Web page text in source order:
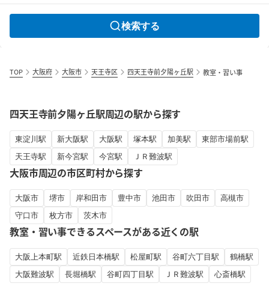
検索する
TOP 大阪府 大阪市 天王寺区 四天王寺前夕陽ヶ丘駅 教室・習い事
四天王寺前夕陽ヶ丘駅周辺の駅から探す
東淀川駅 新大阪駅 大阪駅 塚本駅 加美駅
東部市場前駅
天王寺駅
新今宮駅 今宮駅 ＪＲ難波駅
大阪市周辺の市区町村から探す
大阪市 堺市 岸和田市 豊中市 池田市 吹田市
高槻市
守口市
枚方市 茨木市
教室・習い事できるスペースがある近くの駅
大阪上本町駅 近鉄日本橋駅 松屋町駅 谷町六丁目駅
鶴橋駅
大阪難波駅
長堀橋駅 谷町四丁目駅 ＪＲ難波駅 心斎橋駅